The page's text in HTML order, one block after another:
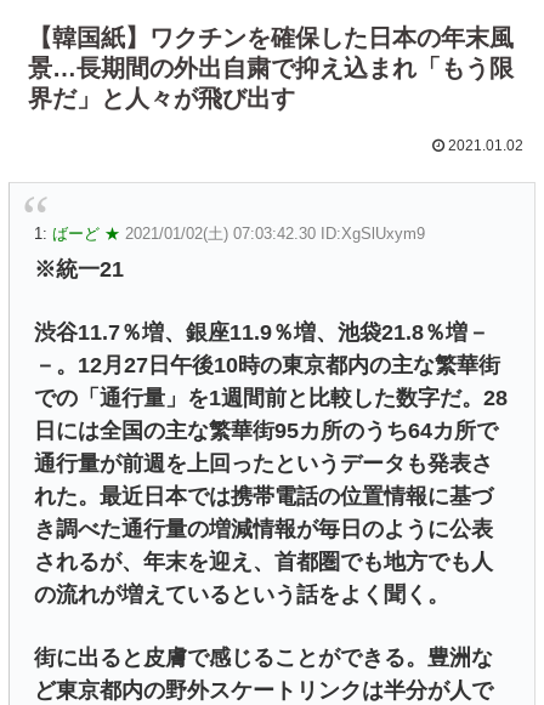
【韓国紙】ワクチンを確保した日本の年末風
景…長期間の外出自粛で抑え込まれ「もう限
界だ」と人々が飛び出す
2021.01.02
1: ばーど ★ 2021/01/02(土) 07:03:42.30 ID:XgSlUxym9
※統一21
渋谷11.7％増、銀座11.9％増、池袋21.8％増－
－。12月27日午後10時の東京都内の主な繁華街
での「通行量」を1週間前と比較した数字だ。28
日には全国の主な繁華街95カ所のうち64カ所で
通行量が前週を上回ったというデータも発表さ
れた。最近日本では携帯電話の位置情報に基づ
き調べた通行量の増減情報が毎日のように公表
されるが、年末を迎え、首都圏でも地方でも人
の流れが増えているという話をよく聞く。
街に出ると皮膚で感じることができる。豊洲な
ど東京都内の野外スケートリンクは半分が人で